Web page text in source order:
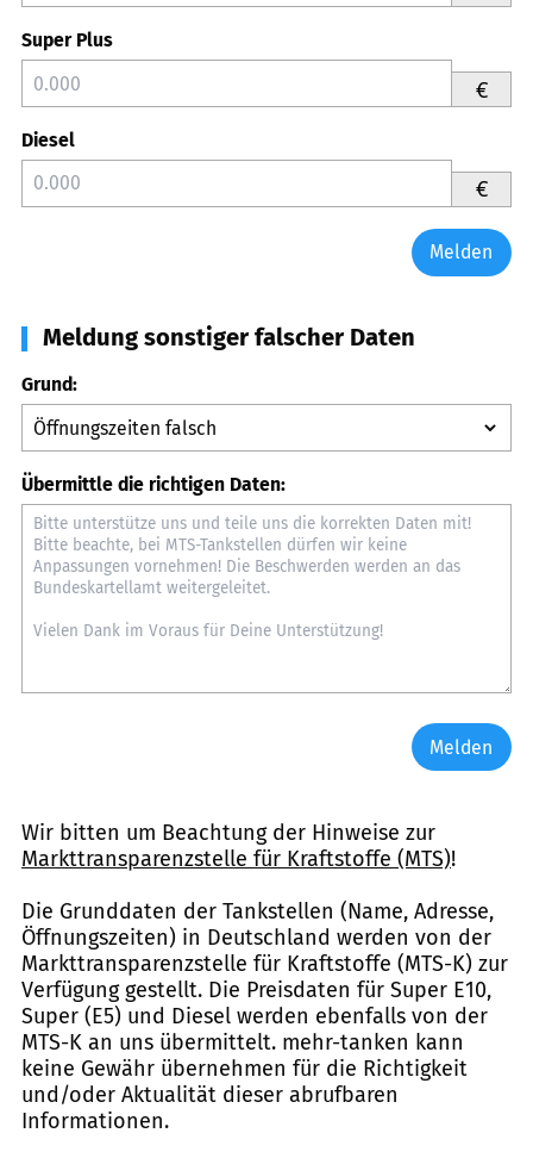
Super Plus
€
Diesel
€
Melden
Meldung sonstiger falscher Daten
Grund:
Übermittle die richtigen Daten:
Melden
Wir bitten um Beachtung der Hinweise zur
Markttransparenzstelle für Kraftstoffe (MTS)!
Die Grunddaten der Tankstellen (Name, Adresse,
Öffnungszeiten) in Deutschland werden von der
Markttransparenzstelle für Kraftstoffe (MTS-K) zur
Verfügung gestellt. Die Preisdaten für Super E10,
Super (E5) und Diesel werden ebenfalls von der
MTS-K an uns übermittelt. mehr-tanken kann
keine Gewähr übernehmen für die Richtigkeit
und/oder Aktualität dieser abrufbaren
Informationen.